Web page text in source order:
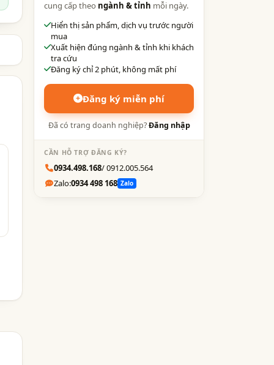
cung cấp theo ngành & tỉnh mỗi ngày.
Hiển thị sản phẩm, dịch vụ trước người
mua
Xuất hiện đúng ngành & tỉnh khi khách
tra cứu
Đăng ký chỉ 2 phút, không mất phí
Đăng ký miễn phí
Đã có trang doanh nghiệp?Đăng nhập
CẦN HỖ TRỢ ĐĂNG KÝ?
0934.498.168/ 0912.005.564
Zalo:0934 498 168 Zalo